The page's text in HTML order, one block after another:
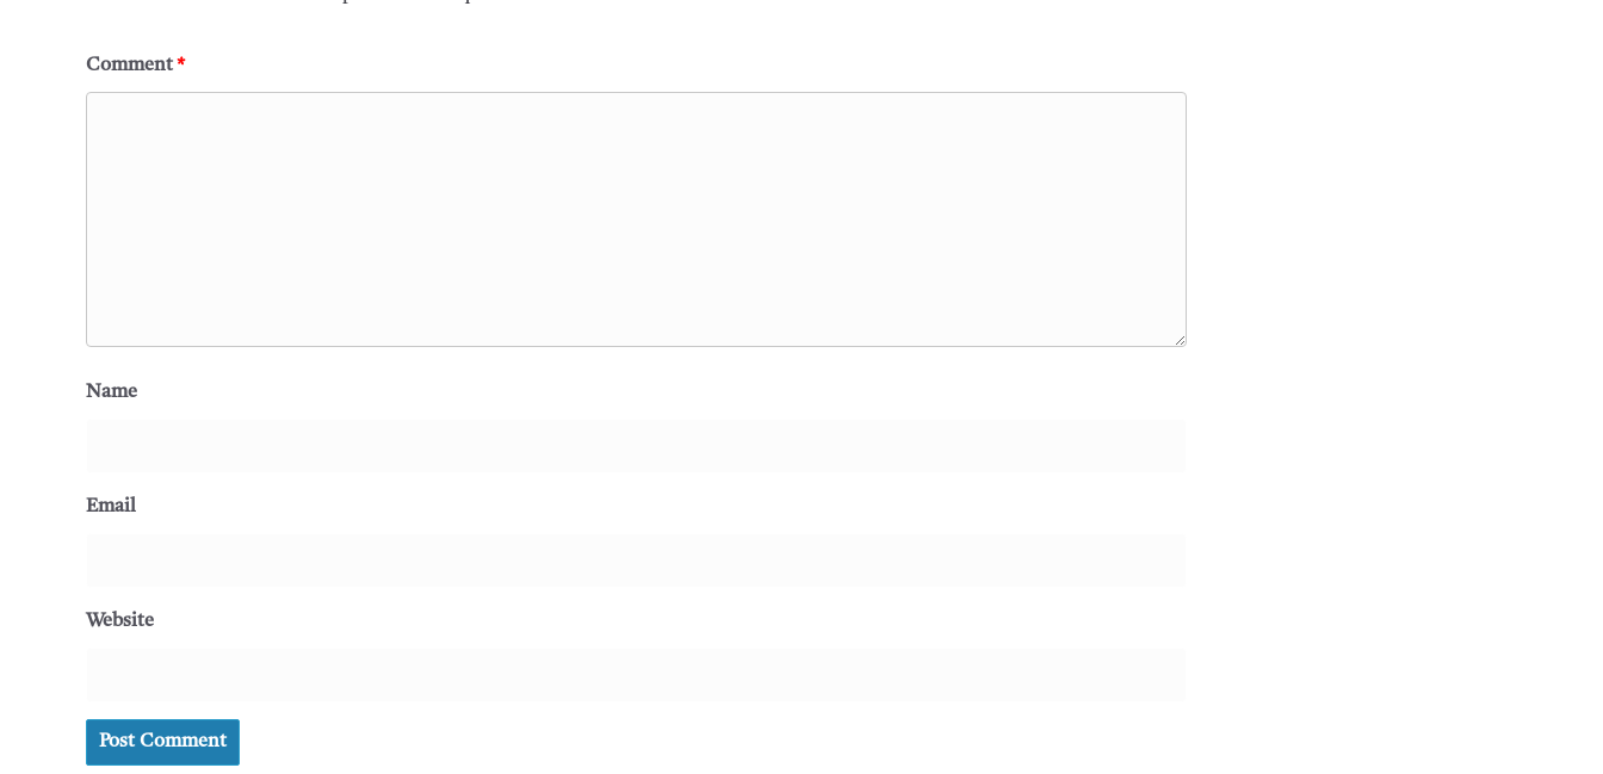
Comment*
Name
Email
Website